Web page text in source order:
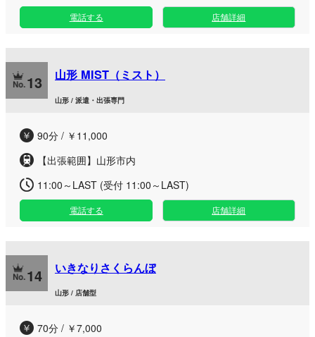
電話する 店舗詳細
13 山形 MIST（ミスト）
山形 / 派遣・出張専門
90分 / ￥11,000
【出張範囲】山形市内
11:00～LAST (受付 11:00～LAST)
電話する 店舗詳細
14 いきなりさくらんぼ
山形 / 店舗型
70分 / ￥7,000